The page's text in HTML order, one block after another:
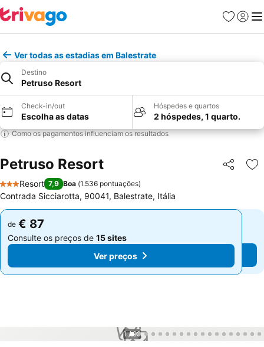
Favoritos
Iniciar
Ver todas as estadias em Balestrate
Destino
Petruso Resort
Check-in/out
Escolha as datas
Hóspedes e quartos
2 hóspedes, 1 quarto.
Como os pagamentos influenciam os resultados
Petruso Resort Partilhar
3 Estrelas
Resort 7,9 Boa (1.536 pontuações)
Contrada Sicciarotta, 90041, Balestrate, Itália
de € 87
Consulte os preços de 15 sites
Ver preços
de € 87
Consulte os preços de 15 sites
Ver preços
1 / 99